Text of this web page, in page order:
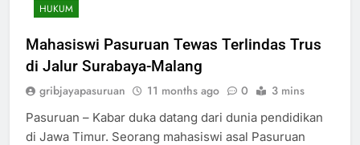
HUKUM
Mahasiswi Pasuruan Tewas Terlindas Trus
di Jalur Surabaya-Malang
gribjayapasuruan 11 months ago 0 3 mins
Pasuruan – Kabar duka datang dari dunia pendidikan
di Jawa Timur. Seorang mahasiswi asal Pasuruan